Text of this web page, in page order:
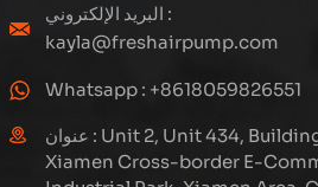
البريد الإلكتروني :
kayla@freshairpump.com
Whatsapp : +8618059826551
عنوان : Unit 2, Unit 434, Building 2,
Xiamen Cross-border E-